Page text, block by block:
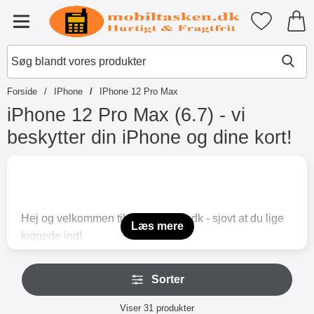
Menu Startside for Tibro BilligaMine
Forside IPhone IPhone 12 Pro Max
iPhone 12 Pro Max (6.7) - vi
beskytter din iPhone og dine kort!
Læs mere
Hej og velkommen til mobiltasken.dk - sjovt at du lige
kiggede ind!
Her på siden finder du mobiltilbehør og beskyttelse
til iPhone 12 Pro Max (6.7) - en telefon man gerne vil
passe godt på.
I vores sortiment finder du altid skærmbeskyttelse af
Sorter
Viser 31 produkter